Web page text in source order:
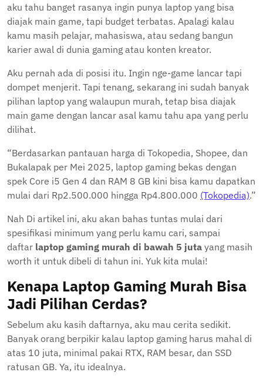
aku tahu banget rasanya ingin punya laptop yang bisa
diajak main game, tapi budget terbatas. Apalagi kalau
kamu masih pelajar, mahasiswa, atau sedang bangun
karier awal di dunia gaming atau konten kreator.
Aku pernah ada di posisi itu. Ingin nge-game lancar tapi
dompet menjerit. Tapi tenang, sekarang ini sudah banyak
pilihan laptop yang walaupun murah, tetap bisa diajak
main game dengan lancar asal kamu tahu apa yang perlu
dilihat.
“Berdasarkan pantauan harga di Tokopedia, Shopee, dan
Bukalapak per Mei 2025, laptop gaming bekas dengan
spek Core i5 Gen 4 dan RAM 8 GB kini bisa kamu dapatkan
mulai dari Rp2.500.000 hingga Rp4.800.000 (Tokopedia).”
Nah Di artikel ini, aku akan bahas tuntas mulai dari
spesifikasi minimum yang perlu kamu cari, sampai
daftar laptop gaming murah di bawah 5 juta yang masih
worth it untuk dibeli di tahun ini. Yuk kita mulai!
Kenapa Laptop Gaming Murah Bisa
Jadi Pilihan Cerdas?
Sebelum aku kasih daftarnya, aku mau cerita sedikit.
Banyak orang berpikir kalau laptop gaming harus mahal di
atas 10 juta, minimal pakai RTX, RAM besar, dan SSD
ratusan GB. Ya, itu idealnya.